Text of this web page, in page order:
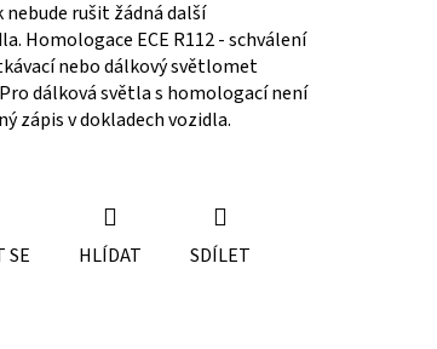
rušit žádná další
Homologace ECE R112 - schválení
nebo dálkový světlomet
dálková světla s homologací není
zápis v dokladech vozidla.
SE HLÍDAT SDÍLET